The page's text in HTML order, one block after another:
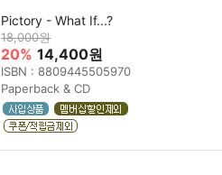
Pictory - What If...?
18,000원
20% 14,400원
ISBN : 8809445505970
Paperback & CD